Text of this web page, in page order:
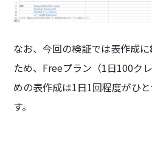
なお、今回の検証では表作成に
ため、Freeプラン（1日100ク
めの表作成は1日1回程度がひ
す。